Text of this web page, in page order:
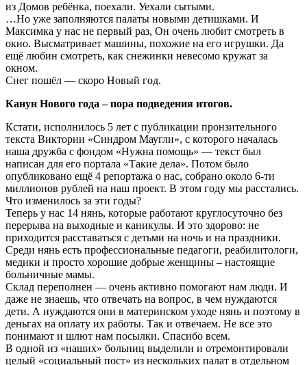
из Домов ребёнка, поехали. Уехали сытыми.
…Но уже заполняются палаты новыми детишками. И
Максимка у нас не первый раз, Он очень любит смотреть в
окно. Высматривает машины, похожие на его игрушки. Да
ещё любин смотреть, как снежинки невесомо кружат за
окном.
Снег пошёл — скоро Новый год.
Канун Нового года – пора подведения итогов.
Кстати, исполнилось 5 лет с публикации пронзительного
текста Виктории «Синдром Маугли», с которого началась
наша дружба с фондом «Нужна помощь» — текст был
написан для его портала «Такие дела». Потом было
опубликовано ещё 4 репортажа о нас, собрано около 6-ти
миллионов рублей на наш проект. В этом году мы расстались.
Что изменилось за эти годы?
Теперь у нас 14 нянь, которые работают круглосуточно без
перерыва на выходные и каникулы. И это здорово: не
приходится расставаться с детьми на ночь и на праздники.
Среди нянь есть профессиональные педагоги, реабилитологи,
медики и просто хорошие добрые женщины – настоящие
больничные мамы.
Склад переполнен — очень активно помогают нам люди. И
даже не знаешь, что отвечать на вопрос, в чем нуждаются
дети. А нуждаются они в материнском уходе нянь и поэтому в
деньгах на оплату их работы. Так и отвечаем. Не все это
понимают и шлют нам посылки. Спасибо всем.
В одной из «наших» больниц выделили и отремонтировали
целый «социальный пост» из нескольких палат в отдельном